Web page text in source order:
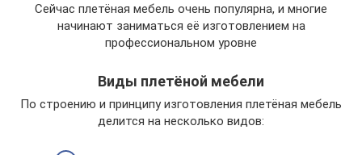
Сейчас плетёная мебель очень популярна, и многие
начинают заниматься её изготовлением на
профессиональном уровне
Виды плетёной мебели
По строению и принципу изготовления плетёная мебель
делится на несколько видов: